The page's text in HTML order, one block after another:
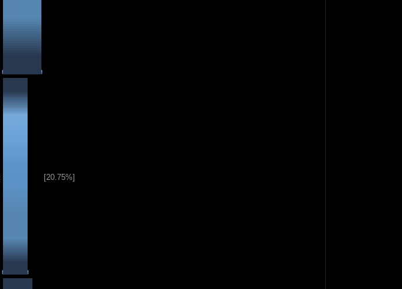
[20.75%]